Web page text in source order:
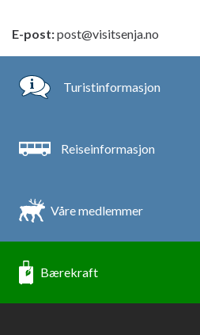
E-post:post@visitsenja.no
Turistinformasjon
Reiseinformasjon
Våre medlemmer
Bærekraft